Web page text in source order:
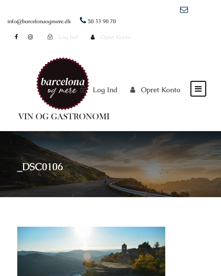
info@barcelonaogmere.dk 50 33 90 70
Log Ind Opret Konto
Log Ind Opret Konto
_DSC0106